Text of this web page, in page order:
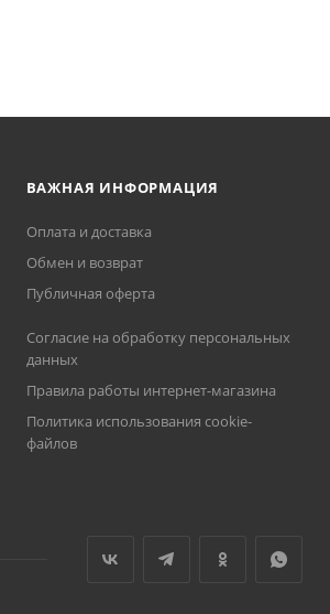
ВАЖНАЯ ИНФОРМАЦИЯ
Оплата и доставка
Обмен и возврат
Публичная оферта
Согласие на обработку персональных
данных
Правила работы интернет-магазина
Политика использования cookie-
файлов